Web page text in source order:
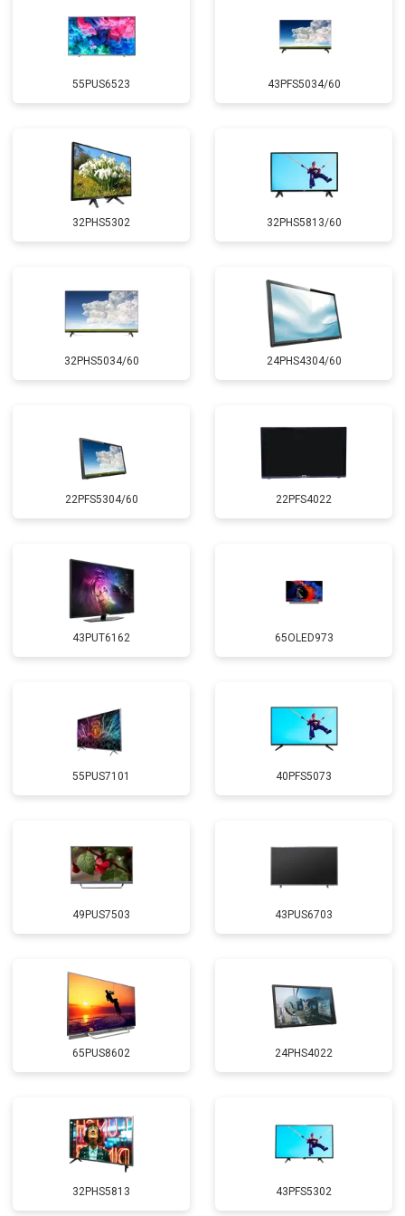
55PUS6523 43PFS5034/60
32PHS5302 32PHS5813/60
32PHS5034/60 24PHS4304/60
22PFS5304/60 22PFS4022
43PUT6162 65OLED973
55PUS7101 40PFS5073
49PUS7503 43PUS6703
65PUS8602 24PHS4022
32PHS5813 43PFS5302